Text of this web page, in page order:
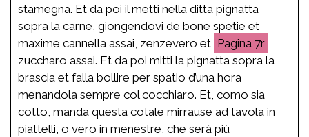
stamegna. Et da poi il metti nella ditta pignatta
sopra la carne, giongendovi de bone spetie et
maxime cannella assai, zenzevero et
7r
zuccharo assai. Et da poi mitti la pignatta sopra la
brascia et falla bollire per spatio d’una hora
menandola sempre col cocchiaro. Et, como sia
cotto, manda questa cotale mirrause ad tavola in
piattelli, o vero in menestre, che serà più